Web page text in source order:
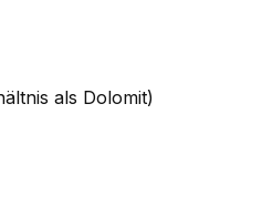
als Dolomit)